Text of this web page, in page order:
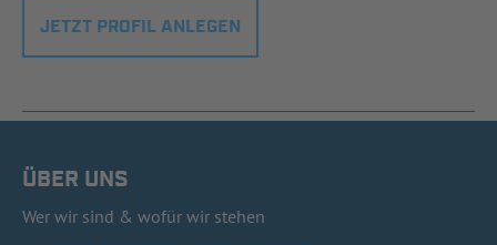
JETZT PROFIL ANLEGEN
ÜBER UNS
Wer wir sind & wofür wir stehen